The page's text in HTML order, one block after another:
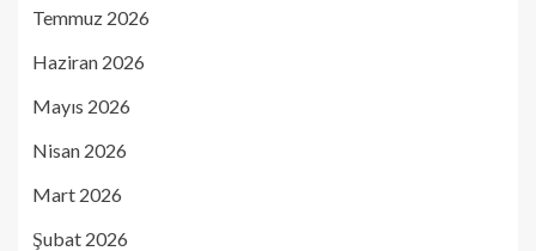
Temmuz 2026
Haziran 2026
Mayıs 2026
Nisan 2026
Mart 2026
Şubat 2026